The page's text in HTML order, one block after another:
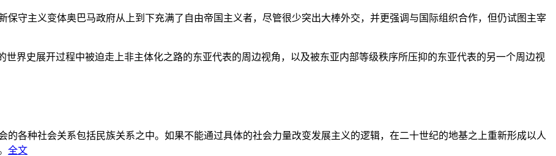
保守主义变体奥巴马政府从上到下充满了自由帝国主义者，尽管很少突出大棒外交，并更强调与国际组织合作，但仍试图主宰
世界史展开过程中被迫走上非主体化之路的东亚代表的周边视角，以及被东亚内部等级秩序所压抑的东亚代表的另一个周边视
的各种社会关系包括民族关系之中。如果不能通过具体的社会力量改变发展主义的逻辑，在二十世纪的地基之上重新形成以人
全文